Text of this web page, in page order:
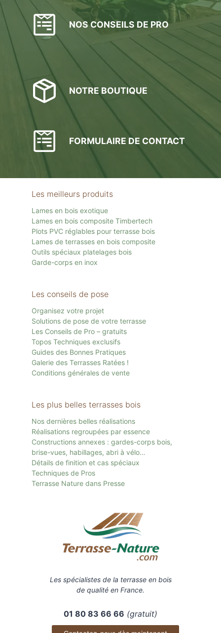
NOS CONSEILS DE PRO
NOTRE BOUTIQUE
FORMULAIRE DE CONTACT
Les meilleurs produits
Lames en bois exotique
Lames en bois composite Timbertech
Plots PVC réglables pour terrasse bois
Lames de terrasses en bois composite
Outils spéciaux platelages bois
Garde-corps en inox
Les conseils de pose
Organisez votre projet
Solutions de pose de votre terrasse
Les Conseils de Pro – gratuits
Topos Techniques exclusifs
Guides des Bonnes Pratiques
Galerie des Terrasses Ratées !
Conditions générales de vente
Les plus belles terrasses bois
Nos dernières belles réalisations
Réalisations regroupées par essence
Constructions annexes : gardes-corps bois,
brise-vues, habillages, abri à vélo…
Détails de finition et cas spéciaux
Techniques de Pros
Terrasse Nature dans Presse
Les spécialistes de la terrasse en bois
de qualité en France.
01 80 83 66 66 (gratuit)